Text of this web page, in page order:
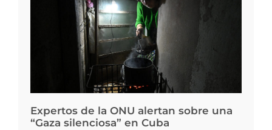
Expertos de la ONU alertan sobre una
“Gaza silenciosa” en Cuba